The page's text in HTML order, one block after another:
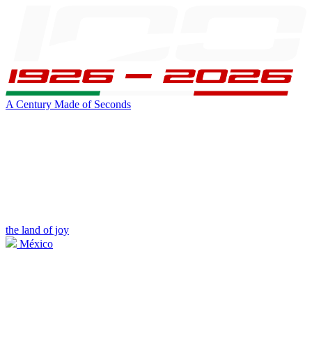
A Century Made of Seconds
the land of joy
México